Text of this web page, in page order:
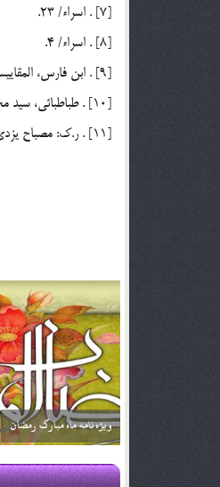
[7] . اسراء/ 23.
[8] . اسراء/ 4.
[9] . ابن فارس، المقاييس اللغة، ج 5، ص 63، همچنين المفردات، راغب، ص 395.
[10] . طباطبائي، سيد محمد حسين، نهاية الحكمة، ترجمه علي شيرواني، ج 3، ص 282.
[11] . ر.ك: مصباح يزدي، آموزش عقايد، سازمان تبليغات اسلامي، چاپ اول، 1370، ج 1، ص 180.
اگر تأثير ترجمه قرآن براي
فقط ترجمه آن را
2 اسفند 96